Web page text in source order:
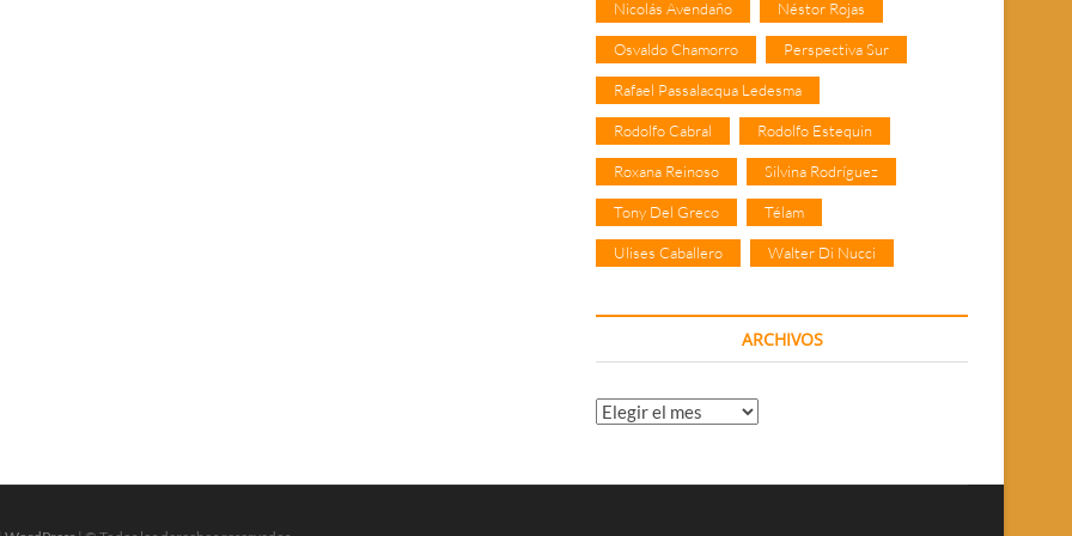
Nicolás Avendaño Néstor Rojas
Osvaldo Chamorro Perspectiva Sur
Rafael Passalacqua Ledesma
Rodolfo Cabral Rodolfo Estequin
Roxana Reinoso Silvina Rodríguez
Tony Del Greco Télam
Ulises Caballero Walter Di Nucci
ARCHIVOS
Archivos